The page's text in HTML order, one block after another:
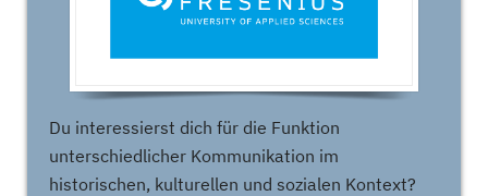
Du interessierst dich für die Funktion
unterschiedlicher Kommunikation im
historischen, kulturellen und sozialen Kontext?